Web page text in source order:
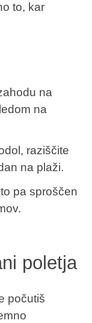
to, kar
na
na
raziščite
na plaži.
pa sproščen
poletja
počutiš